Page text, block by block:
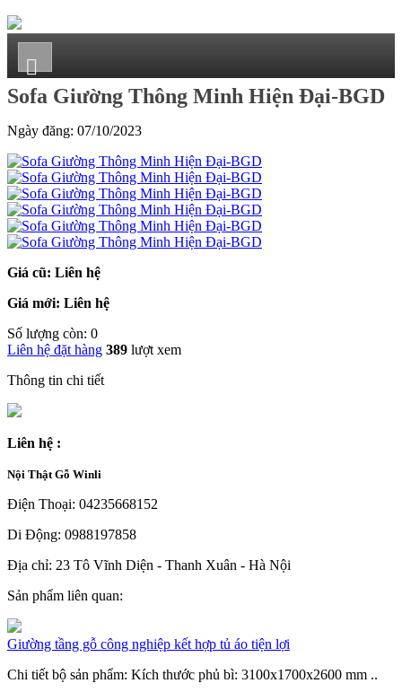
Sofa Giường Thông Minh Hiện Đại-BGD
Ngày đăng: 07/10/2023
Giá cũ: Liên hệ
Giá mới: Liên hệ
Số lượng còn: 0
Liên hệ đặt hàng 389 lượt xem
Thông tin chi tiết
Liên hệ :
Nội Thật Gỗ Winli
Điện Thoại: 04235668152
Di Động: 0988197858
Địa chỉ: 23 Tô Vĩnh Diện - Thanh Xuân - Hà Nội
Sản phẩm liên quan:
Giường tầng gỗ công nghiệp kết hợp tủ áo tiện lợi
Chi tiết bộ sản phẩm: Kích thước phủ bì: 3100x1700x2600 mm ..